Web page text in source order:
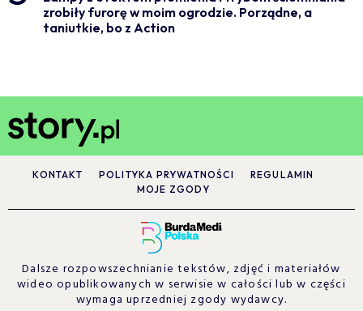
zrobiły furorę w moim ogrodzie. Porządne, a
taniutkie, bo z Action
KONTAKT POLITYKA PRYWATNOŚCI
REGULAMIN
MOJE ZGODY
Dalsze rozpowszechnianie tekstów, zdjęć i materiałów
wideo opublikowanych w serwisie w całości lub w części
wymaga uprzedniej zgody wydawcy.